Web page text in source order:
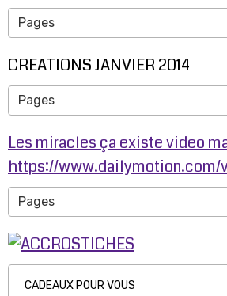
CREATIONS JANVIER 2014
Les miracles ça existe video
https://www.dailymotion.com/
CADEAUX POUR VOUS